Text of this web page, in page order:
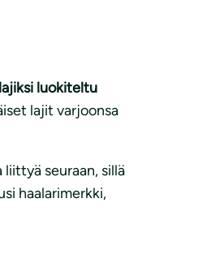
luokiteltu
lajit varjoonsa
seuraan, sillä
haalarimerkki,